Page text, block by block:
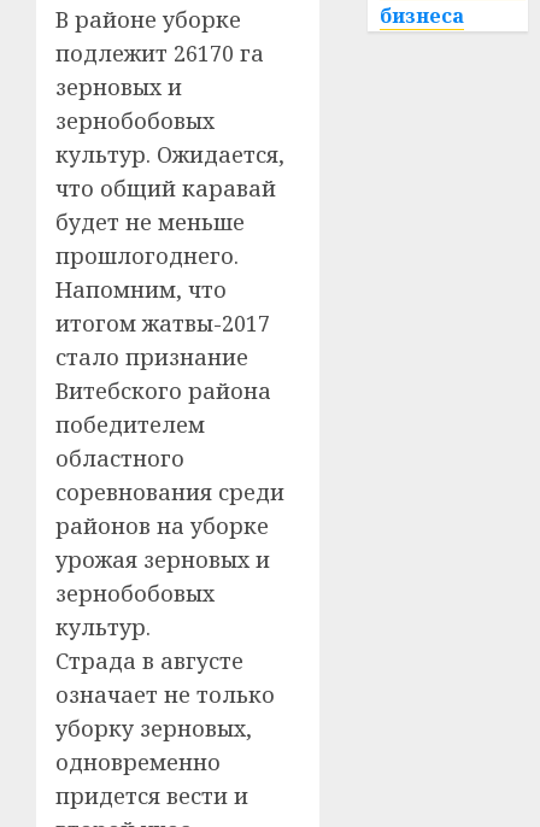
В районе уборке
подлежит 26170 га
зерновых и
зернобобовых
культур. Ожидается,
что общий каравай
будет не меньше
прошлогоднего.
Напомним, что
итогом жатвы-2017
стало признание
Витебского района
победителем
областного
соревнования среди
районов на уборке
урожая зерновых и
зернобобовых
культур.
Страда в августе
означает не только
уборку зерновых,
одновременно
придется вести и
бизнеса